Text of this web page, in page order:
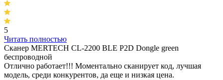
5
Читать полностью
Сканер MERTECH CL-2200 BLE P2D Dongle green
беспроводной
Отлично работает!!! Моментально сканирует код, лучшая
модель, среди конкурентов, да еще и низкая цена.